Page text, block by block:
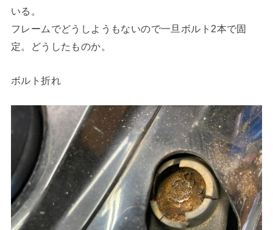
いる。
フレームでどうしようもないので一旦ボルト2本で固
定。どうしたものか。
ボルト折れ